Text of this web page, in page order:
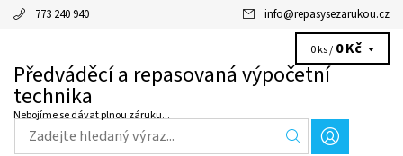
773 240 940 info@repasysezarukou.cz
Předváděcí a repasovaná výpočetní
technika
Nebojíme se dávat plnou záruku...
0 ks / 0 Kč